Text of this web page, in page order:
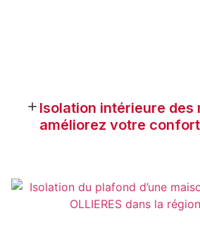
Isolation intérieure des
améliorez votre